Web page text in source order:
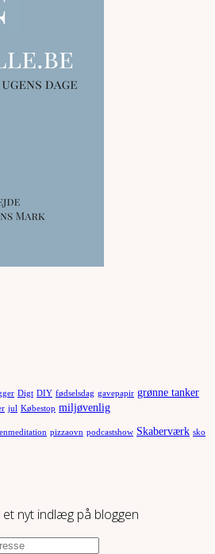
Digt DIY fødselsdag gavepapir grønne tanker
jul Købestop miljøvenlig
pizzaovn podcastshow Skaberværk sko
nyt indlæg på bloggen